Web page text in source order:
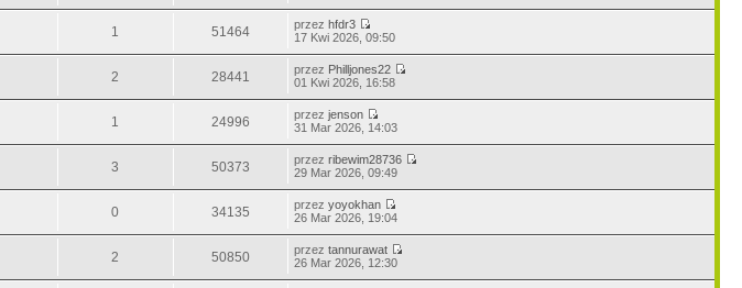
1 51464 przezhfdr3
17 Kwi 2026, 09:50
2 28441 przez Philljones22
01 Kwi 2026, 16:58
1 24996 przezjenson
31 Mar 2026, 14:03
3 50373 przezribewim28736
29 Mar 2026, 09:49
0 34135 przezyoyokhan
26 Mar 2026, 19:04
2 50850 przeztannurawat
26 Mar 2026, 12:30